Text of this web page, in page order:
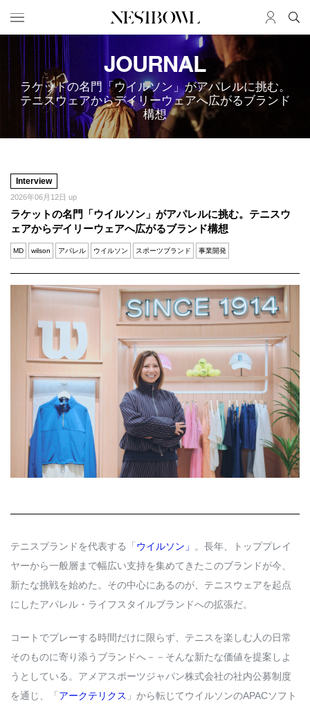
HOME JOB
求人検索
新着求人
ブランド一覧
インタビュー
エデュケーション
ニュース＆イベント
データ
コラボ実績案内
SERVICE
初めての方へ
企業担当の方へ
企業ログイン
MEMBER
ログイン
会員登録
プライバシーポリシー
利用規約
運営会社
JOURNAL
ラケットの名門「ウイルソン」がアパレルに挑む。
テニスウェアからデイリーウェアへ広がるブランド
構想
Interview
2026年06月12日 up
ラケットの名門「ウイルソン」がアパレルに挑む。テニスウ
ェアからデイリーウェアへ広がるブランド構想
MD wilson アパレル ウイルソン スポーツブランド 事業開発
テニスブランドを代表する「ウイルソン 」
。長年、トッププレイ
ヤーから一般層まで幅広い支持を集めてきたこのブランドが今、
新たな挑戦を始めた。その中心にあるのが、テニスウェアを起点
にしたアパレル・ライフスタイルブランドへの拡張だ。
コートでプレーする時間だけに限らず、テニスを楽しむ人の日常
そのものに寄り添うブランドへ－－そんな新たな価値を提案しよ
うとしている。アメアスポーツジャパン株式会社の社内公募制度
を通じ、「アークテリクス 」から転じてウイルソンのAPACソフト